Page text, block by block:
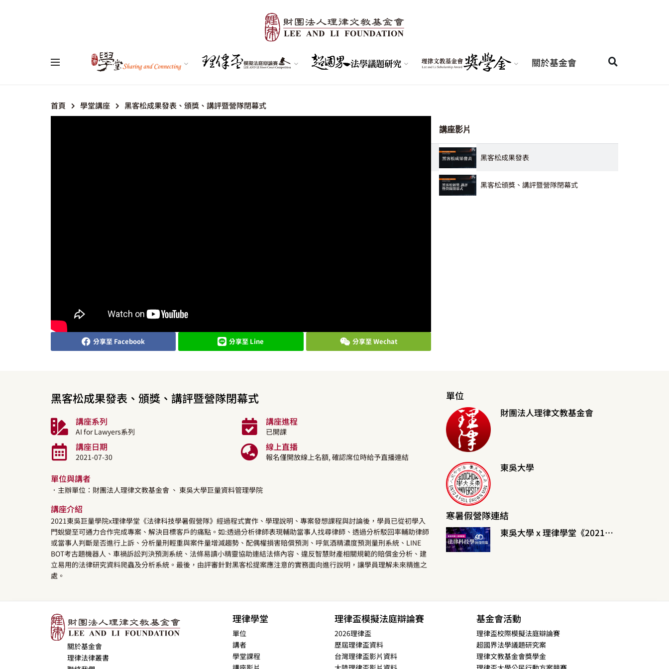
關於基金會
首頁 學堂講座 黑客松成果發表、頒獎、講評暨營隊閉幕式
講座影片
黑客松成果發表
黑客松頒獎、講評暨營隊閉幕式
分享至 Facebook 分享至 Line 分享至 Wechat
黑客松成果發表、頒獎、講評暨營隊閉幕式
講座系列
AI for Lawyers系列
講座進程
已開課
講座日期
2021-07-30
線上直播
報名僅開放線上名額, 確認席位時給予直播連結
單位與講者
．主辦單位：財團法人理律文教基金會 、 東吳大學巨量資料管理學院
講座介紹
2021東吳巨量學院x理律學堂《法律科技學暑假營隊》經過程式實作、學理說明、專案發想課程與討論後，學員已從初學入
門蛻變至可通力合作完成專案、解決目標客戶的痛點。如:透過分析律師表現輔助當事人找尋律師、透過分析駁回率輔助律師
或當事人判斷是否進行上訴、分析量刑輕重與案件量增減趨勢、配偶權損害賠償預測、呼氣酒精濃度預測量刑系統、LINE
BOT考古題機器人、車禍訴訟判決預測系統、法條易讀小精靈協助連結法條內容、違反智慧財產相關規範的賠償金分析、建
立易用的法律研究資料爬蟲及分析系統。最後，由評審針對黑客松提案應注意的實務面向進行說明，讓學員理解未來精進之
處。
單位
財團法人理律文教基金會
東吳大學
寒暑假營隊連結
東吳大學 x 理律學堂《2021法律科技學暑假營隊》
關於基金會
理律法律叢書
理律學堂
單位
講者
學堂課程
理律盃模擬法庭辯論賽
2026理律盃
歷屆理律盃資料
台灣理律盃影片資料
基金會活動
理律盃校際模擬法庭辯論賽
超國界法學議題研究案
理律文教基金會獎學金